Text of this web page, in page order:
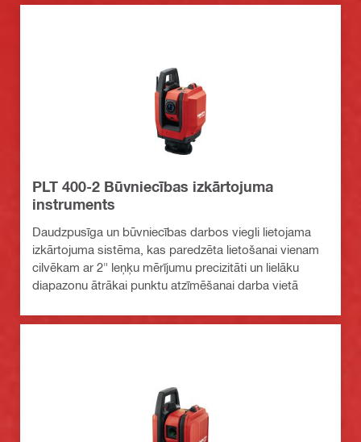
PLT 400-2 Būvniecības izkārtojuma
instruments
Daudzpusīga un būvniecības darbos viegli lietojama
izkārtojuma sistēma, kas paredzēta lietošanai vienam
cilvēkam ar 2" leņķu mērījumu precizitāti un lielāku
diapazonu ātrākai punktu atzīmēšanai darba vietā